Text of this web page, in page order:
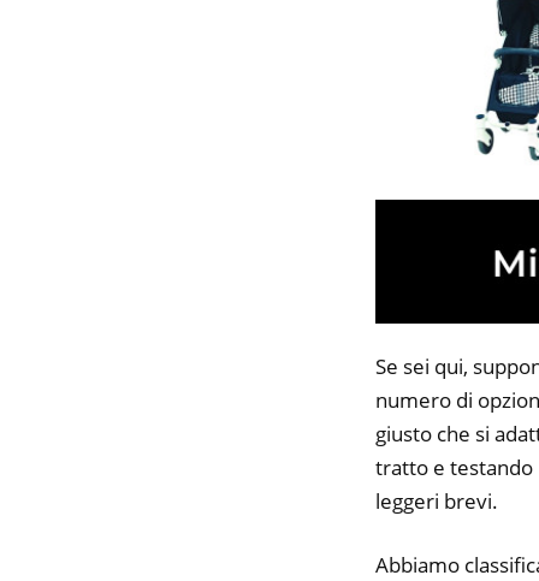
Se sei qui,
numero di
giusto che si
tratto e testando
leggeri brevi.
Abbiamo